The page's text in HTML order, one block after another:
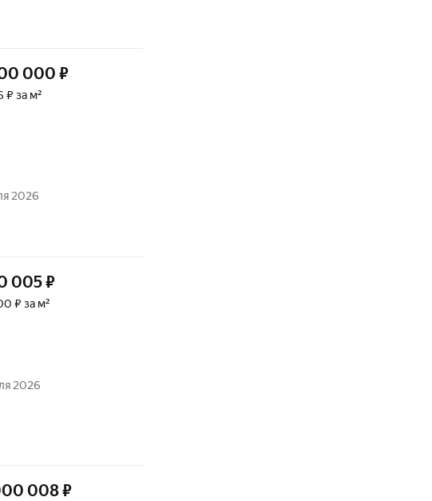
000 ₽
₽ за м²
2026
005₽
₽ за м²
2026
008₽